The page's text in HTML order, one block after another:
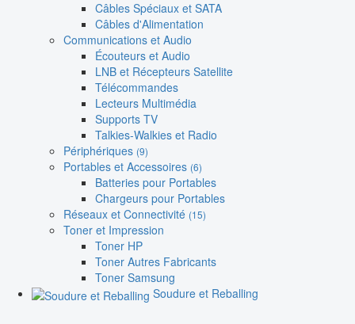
Câbles Spéciaux et SATA
Câbles d'Alimentation
Communications et Audio
Écouteurs et Audio
LNB et Récepteurs Satellite
Télécommandes
Lecteurs Multimédia
Supports TV
Talkies-Walkies et Radio
Périphériques (9)
Portables et Accessoires (6)
Batteries pour Portables
Chargeurs pour Portables
Réseaux et Connectivité (15)
Toner et Impression
Toner HP
Toner Autres Fabricants
Toner Samsung
Soudure et Reballing